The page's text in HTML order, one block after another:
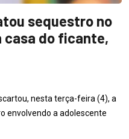
sequestro no
casa do ficante,
nesta terça-feira (4), a
envolvendo a adolescente